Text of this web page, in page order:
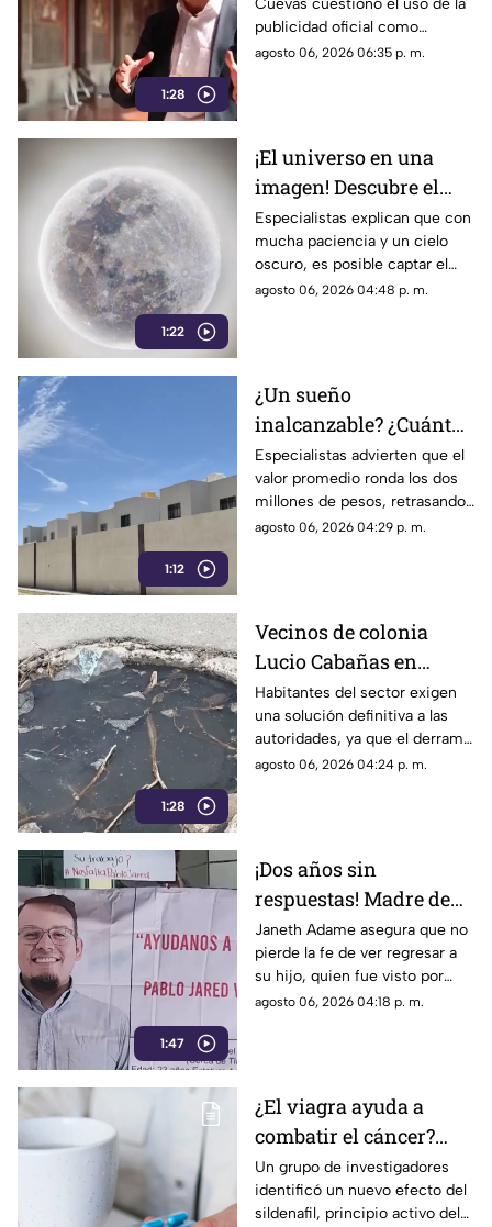
1:28
ser señalado por
estrategia de control
informativo
Cuevas cuestionó el uso de la
publicidad oficial como
herramienta para presionar a
relacionadas con la difusión de
la información.
agosto 06, 2026 06:35 p. m.
1:22
¡El universo en una
imagen! Descubre el
fascinante mundo de la
astrofotografía en La
Laguna
Especialistas explican que con
mucha paciencia y un cielo
oscuro, es posible captar el
aparente movimiento de las
agosto 06, 2026 04:48 p. m.
1:12
¿Un sueño
inalcanzable? ¿Cuánto
cuesta comprar una
casa en La Laguna?
Especialistas advierten que el
valor promedio ronda los dos
millones de pesos, retrasando
considerablemente la edad en
agosto 06, 2026 04:29 p. m.
1:28
Vecinos de colonia
Lucio Cabañas en
Lerdo exigen a SAPAL
reparar constante brote
de aguas negras
Habitantes del sector exigen
una solución definitiva a las
autoridades, ya que el derrame
representa un grave foco de
agosto 06, 2026 04:24 p. m.
1:47
¡Dos años sin
respuestas! Madre de
Pablo Jared mantiene
la esperanza de
encontrarlo con vida
Janeth Adame asegura que no
pierde la fe de ver regresar a
su hijo, quien fue visto por
última vez el 30 de julio de
agosto 06, 2026 04:18 p. m.
¿El viagra ayuda a
combatir el cáncer?
Estudio revela que
podría frenar la
Un grupo de investigadores
identificó un nuevo efecto del
sildenafil, principio activo del